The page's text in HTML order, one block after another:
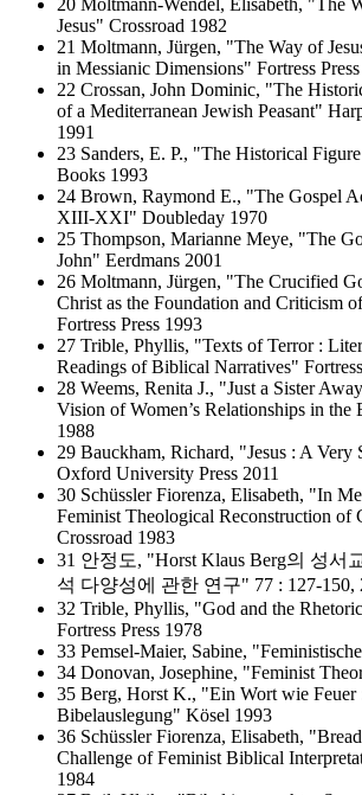
20 Moltmann-Wendel, Elisabeth, "The
Jesus" Crossroad 1982
21 Moltmann, Jürgen, "The Way of
in Messianic Dimensions" Fortress
22 Crossan, John Dominic, "The
of a Mediterranean Jewish Peasant"
1991
23 Sanders, E. P., "The Historical
Books 1993
24 Brown, Raymond E., "The Gospel
XIII-XXI" Doubleday 1970
25 Thompson, Marianne Meye, "The
John" Eerdmans 2001
26 Moltmann, Jürgen, "The Crucified
Christ as the Foundation and Criticism
Fortress Press 1993
27 Trible, Phyllis, "Texts of Terror :
Readings of Biblical Narratives"
28 Weems, Renita J., "Just a Sister
Vision of Women’s Relationships in
1988
29 Bauckham, Richard, "Jesus : A Very
Oxford University Press 2011
30 Schüssler Fiorenza, Elisabeth, "In
Feminist Theological Reconstruction of
Crossroad 1983
31 안정도, "Horst Klaus Berg의 성서
석 다양성에 관한 연구" 77 : 127-150,
32 Trible, Phyllis, "God and the
Fortress Press 1978
33 Pemsel-Maier, Sabine,
34 Donovan, Josephine, "Feminist
35 Berg, Horst K., "Ein Wort wie Feuer
Bibelauslegung" Kösel 1993
36 Schüssler Fiorenza, Elisabeth,
Challenge of Feminist Biblical
1984